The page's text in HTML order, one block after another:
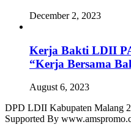
December 2, 2023
Kerja Bakti LDII
“Kerja Bersama
August 6, 2023
DPD LDII Kabupaten Malang
Supported By